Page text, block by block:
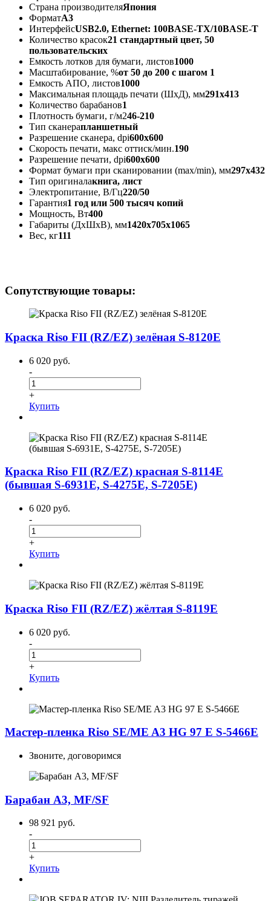
Страна производителяЯпония
ФорматА3
ИнтерфейсUSB2.0, Ethernet: 100BASE-TX/10BASE-T
Количество красок21 стандартный цвет, 50
пользовательских
Емкость лотков для бумаги, листов1000
Масштабирование, %от 50 до 200 с шагом 1
Емкость АПО, листов1000
Максимальная площадь печати (ШхД), мм291x413
Количество барабанов1
Плотность бумаги, г/м246-210
Тип сканерапланшетный
Разрешение сканера, dpi600х600
Скорость печати, макс оттиск/мин.190
Разрешение печати, dpi600х600
Формат бумаги при сканировании (max/min), мм297x432
Тип оригиналакнига, лист
Электропитание, В/Гц220/50
Гарантия1 год или 500 тысяч копий
Мощность, Вт400
Габариты (ДхШхВ), мм1420x705x1065
Вес, кг111
Сопутствующие товары:
Краска Riso FII (RZ/EZ) зелёная S-8120E
6 020 руб.
-
+
Купить
Краска Riso FII (RZ/EZ) красная S-8114E
(бывшая S-6931E, S-4275E, S-7205E)
6 020 руб.
-
+
Купить
Краска Riso FII (RZ/EZ) жёлтая S-8119E
6 020 руб.
-
+
Купить
Мастер-пленка Riso SE/ME A3 HG 97 E S-5466E
Звоните, договоримся
Барабан А3, MF/SF
98 921 руб.
-
+
Купить